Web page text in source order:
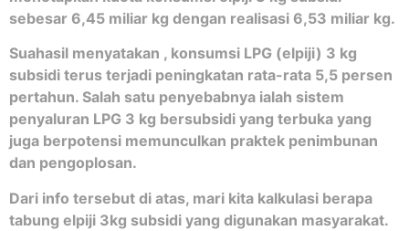
sebesar 6,45 miliar kg dengan realisasi 6,53 miliar kg.
Suahasil menyatakan , konsumsi LPG (elpiji) 3 kg
subsidi terus terjadi peningkatan rata-rata 5,5 persen
pertahun. Salah satu penyebabnya ialah sistem
penyaluran LPG 3 kg bersubsidi yang terbuka yang
juga berpotensi memunculkan praktek penimbunan
dan pengoplosan.
Dari info tersebut di atas, mari kita kalkulasi berapa
tabung elpiji 3kg subsidi yang digunakan masyarakat.